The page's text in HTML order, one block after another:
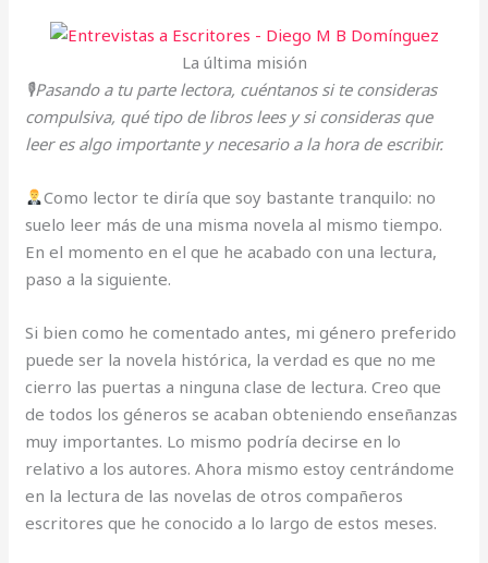
La última misión
🎙Pasando a tu parte lectora, cuéntanos si te consideras
compulsiva, qué tipo de libros lees y si consideras que
leer es algo importante y necesario a la hora de escribir.
Como lector te diría que soy bastante tranquilo: no
suelo leer más de una misma novela al mismo tiempo.
En el momento en el que he acabado con una lectura,
paso a la siguiente.
Si bien como he comentado antes, mi género preferido
puede ser la novela histórica, la verdad es que no me
cierro las puertas a ninguna clase de lectura. Creo que
de todos los géneros se acaban obteniendo enseñanzas
muy importantes. Lo mismo podría decirse en lo
relativo a los autores. Ahora mismo estoy centrándome
en la lectura de las novelas de otros compañeros
escritores que he conocido a lo largo de estos meses.